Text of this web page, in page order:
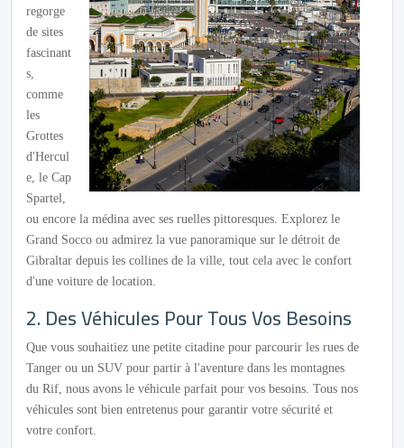
regorge
de sites
fascinant
s,
comme
les
Grottes
d'Hercul
e, le Cap
Spartel,
ou encore la médina avec ses ruelles pittoresques. Explorez le
Grand Socco ou admirez la vue panoramique sur le détroit de
Gibraltar depuis les collines de la ville, tout cela avec le confort
d'une voiture de location.
2. Des Véhicules Pour Tous Vos Besoins
Que vous souhaitiez une petite citadine pour parcourir les rues de
Tanger ou un SUV pour partir à l'aventure dans les montagnes
du Rif, nous avons le véhicule parfait pour vos besoins. Tous nos
véhicules sont bien entretenus pour garantir votre sécurité et
votre confort.